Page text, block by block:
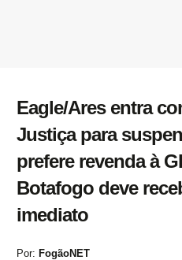
Eagle/Ares entra
Justiça para
prefere revenda à
Botafogo deve
imediato
Por: FogãoNET